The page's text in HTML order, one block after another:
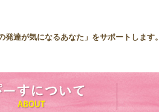
発達が気になるあなた」をサポートします。